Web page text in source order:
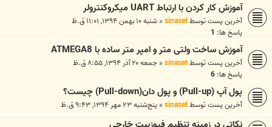
آموزش کار کردن با ارتباط UART میکروکنترولر
آخرین پست توسطsinaset
« شنبه ۱۰ بهمن ۱۳۹۴, ۱۱:۰۱ ق.ظ
پاسخ ها: 1
آموزش ساخت ولتی متر و امپر متر ساده با ATMEGA8
آخرین پست توسطsinaset
« جمعه ۲۰ آذر ۱۳۹۴, ۸:۵۵ ق.ظ
پاسخ ها: 6
پول آپ (Pull-up) و پول دان(Pull-down) چیست؟
آخرین پست توسطsinaset
« پنج‌شنبه ۲۳ مهر ۱۳۹۴, ۹:۴۳ ق.ظ